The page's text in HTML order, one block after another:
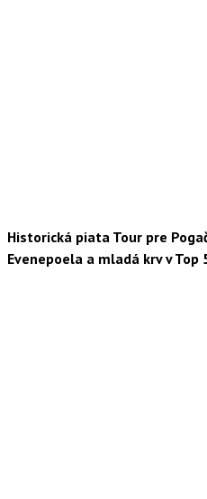
Historická piata Tour pre
Evenepoela a mladá krv v Top